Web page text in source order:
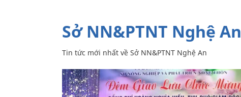
Sở NN&PTNT Nghệ An
Tin tức mới nhất về Sở NN&PTNT Nghệ An